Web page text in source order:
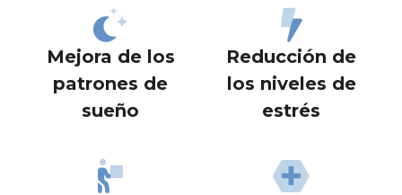
Mejora de los
patrones de
sueño
Reducción de
los niveles de
estrés